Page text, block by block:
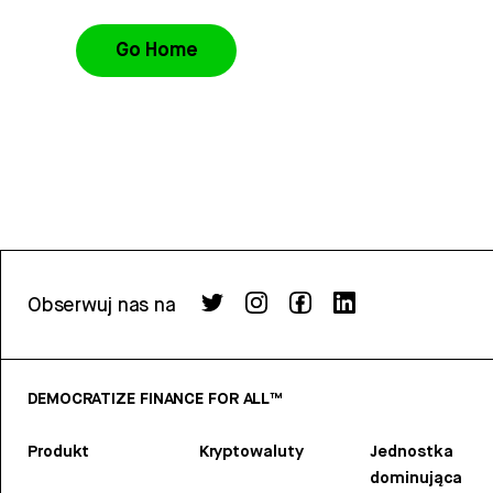
Go Home
Obserwuj nas na
DEMOCRATIZE FINANCE FOR ALL™
Produkt Kryptowaluty
Jednostka
dominująca